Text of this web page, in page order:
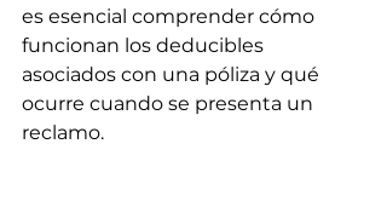
es esencial comprender cómo
funcionan los deducibles
asociados con una póliza y qué
ocurre cuando se presenta un
reclamo.